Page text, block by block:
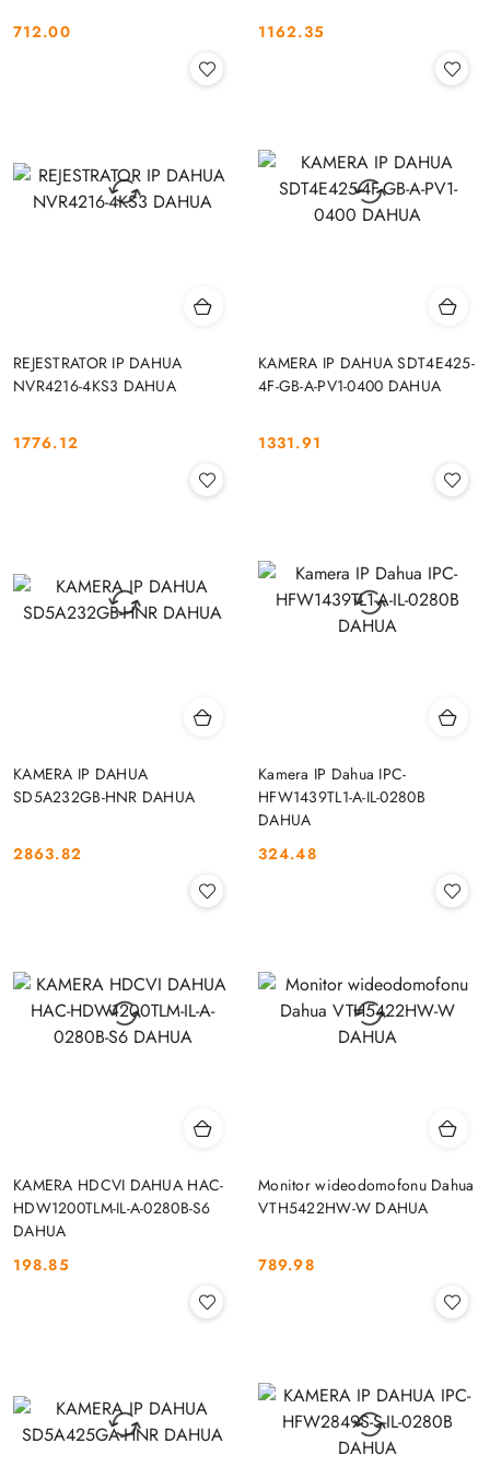
Cena:
712.00 Cena:
1162.35
REJESTRATOR IP DAHUA
NVR4216-4KS3 DAHUA
Cena:
1776.12
KAMERA IP DAHUA SDT4E425-
4F-GB-A-PV1-0400 DAHUA
Cena:
1331.91
KAMERA IP DAHUA
SD5A232GB-HNR DAHUA
Cena:
2863.82
Kamera IP Dahua IPC-
HFW1439TL1-A-IL-0280B
DAHUA
Cena:
324.48
KAMERA HDCVI DAHUA HAC-
HDW1200TLM-IL-A-0280B-S6
DAHUA
Cena:
198.85
Monitor wideodomofonu Dahua
VTH5422HW-W DAHUA
Cena:
789.98